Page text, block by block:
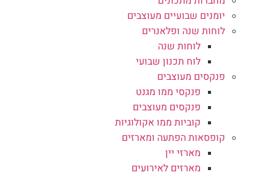
יומנים שבועיים מעוצבים
לוחות שנה ופלאנרים
לוחות שנה
לוח תכנון שבועי
פנקסים מעוצבים
פנקסי ממו מגנט
פנקסים מעוצבים
קוביות ממו אקולוגיות
קופסאות הפתעה ומארזים
מארזי יין
מארזים לאירועים